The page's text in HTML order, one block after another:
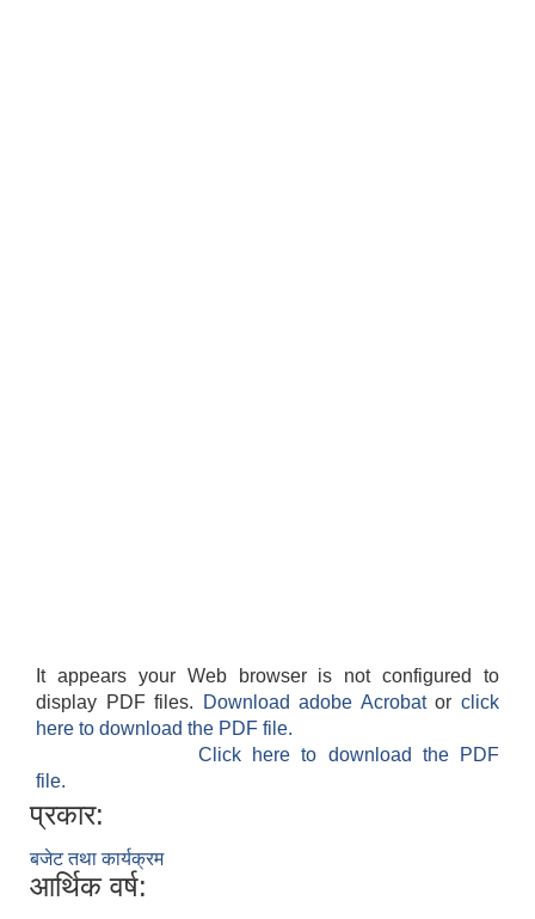
It appears your Web browser is not configured to
display PDF files.
Download adobe Acrobatorclick
here to download the PDF file.
Click here to download the PDF
file.
प्रकार:
बजेट तथा कार्यक्रम
आर्थिक वर्ष: